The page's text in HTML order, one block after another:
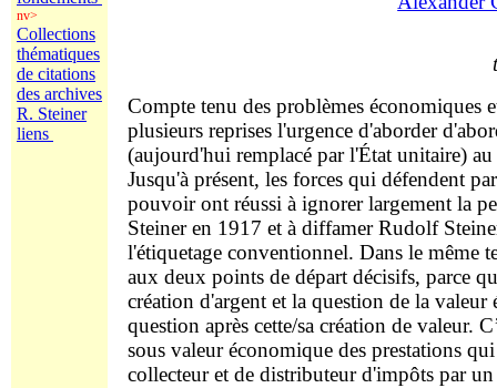
nv>
Collections
thématiques
de citations
des archives
R. Steiner
liens
Compte tenu des problèmes économiques
plusieurs reprises l'urgence d'aborder
(aujourd'hui remplacé par l'État unitaire)
Jusqu'à présent, les forces qui défendent
pouvoir ont réussi à ignorer largement la
Steiner en 1917 et à diffamer Rudolf
l'étiquetage conventionnel. Dans le même
aux deux points de départ décisifs, parce
création d'argent et la question de la
question après cette/sa création de valeur.
sous valeur économique des prestations
collecteur et de distributeur d'impôts par